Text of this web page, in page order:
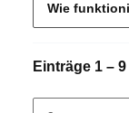
Wie
Einträge 1 –